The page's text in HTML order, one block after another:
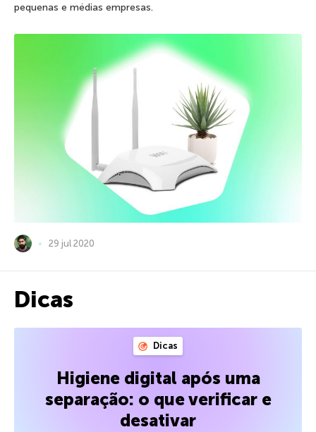
pequenas e médias empresas.
29 jul 2020
Dicas
Dicas
Higiene digital após uma
separação: o que verificar e
desativar